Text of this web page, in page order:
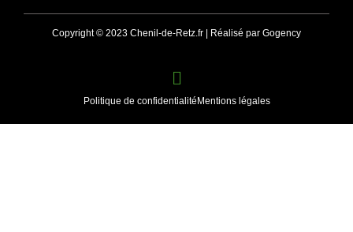
Copyright © 2023 Chenil-de-Retz.fr | Réalisé par Gogency
Politique de confidentialitéMentions légales